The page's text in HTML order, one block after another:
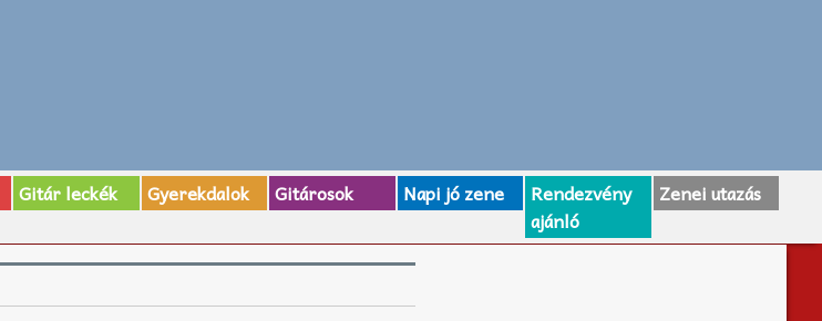
Gitár leckék Gyerekdalok Gitárosok Napi jó zene
Rendezvény
ajánló
Zenei utazás